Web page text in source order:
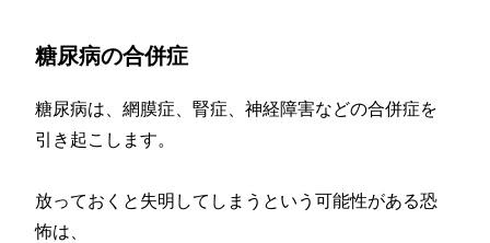
糖尿病の合併症
糖尿病は、網膜症、腎症、神経障害などの合併症を
引き起こします。
放っておくと失明してしまうという可能性がある恐
怖は、